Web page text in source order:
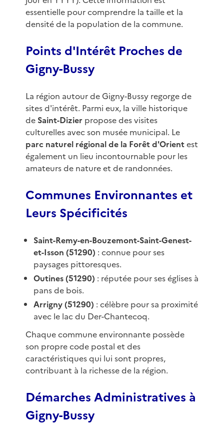
essentielle pour comprendre la taille et la
densité de la population de la commune.
Points d'Intérêt Proches de
Gigny-Bussy
La région autour de Gigny-Bussy regorge de
sites d'intérêt. Parmi eux, la ville historique
de Saint-Dizier propose des visites
culturelles avec son musée municipal. Le
parc naturel régional de la Forêt d'Orientest
également un lieu incontournable pour les
amateurs de nature et de randonnées.
Communes Environnantes et
Leurs Spécificités
Saint-Remy-en-Bouzemont-Saint-Genest-
et-Isson (51290) : connue pour ses
paysages pittoresques.
Outines (51290) : réputée pour ses églises à
pans de bois.
Arrigny (51290) : célèbre pour sa proximité
avec le lac du Der-Chantecoq.
Chaque commune environnante possède
son propre code postal et des
caractéristiques qui lui sont propres,
contribuant à la richesse de la région.
Démarches Administratives à
Gigny-Bussy